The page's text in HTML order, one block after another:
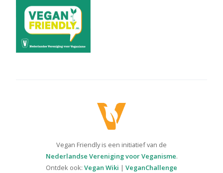
Vegan Friendly is een initiatief van de
Nederlandse Vereniging voor Veganisme.
Ontdek ook: Vegan Wiki | VeganChallenge